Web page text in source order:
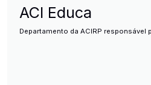
ACI Educa
Departamento da ACIRP